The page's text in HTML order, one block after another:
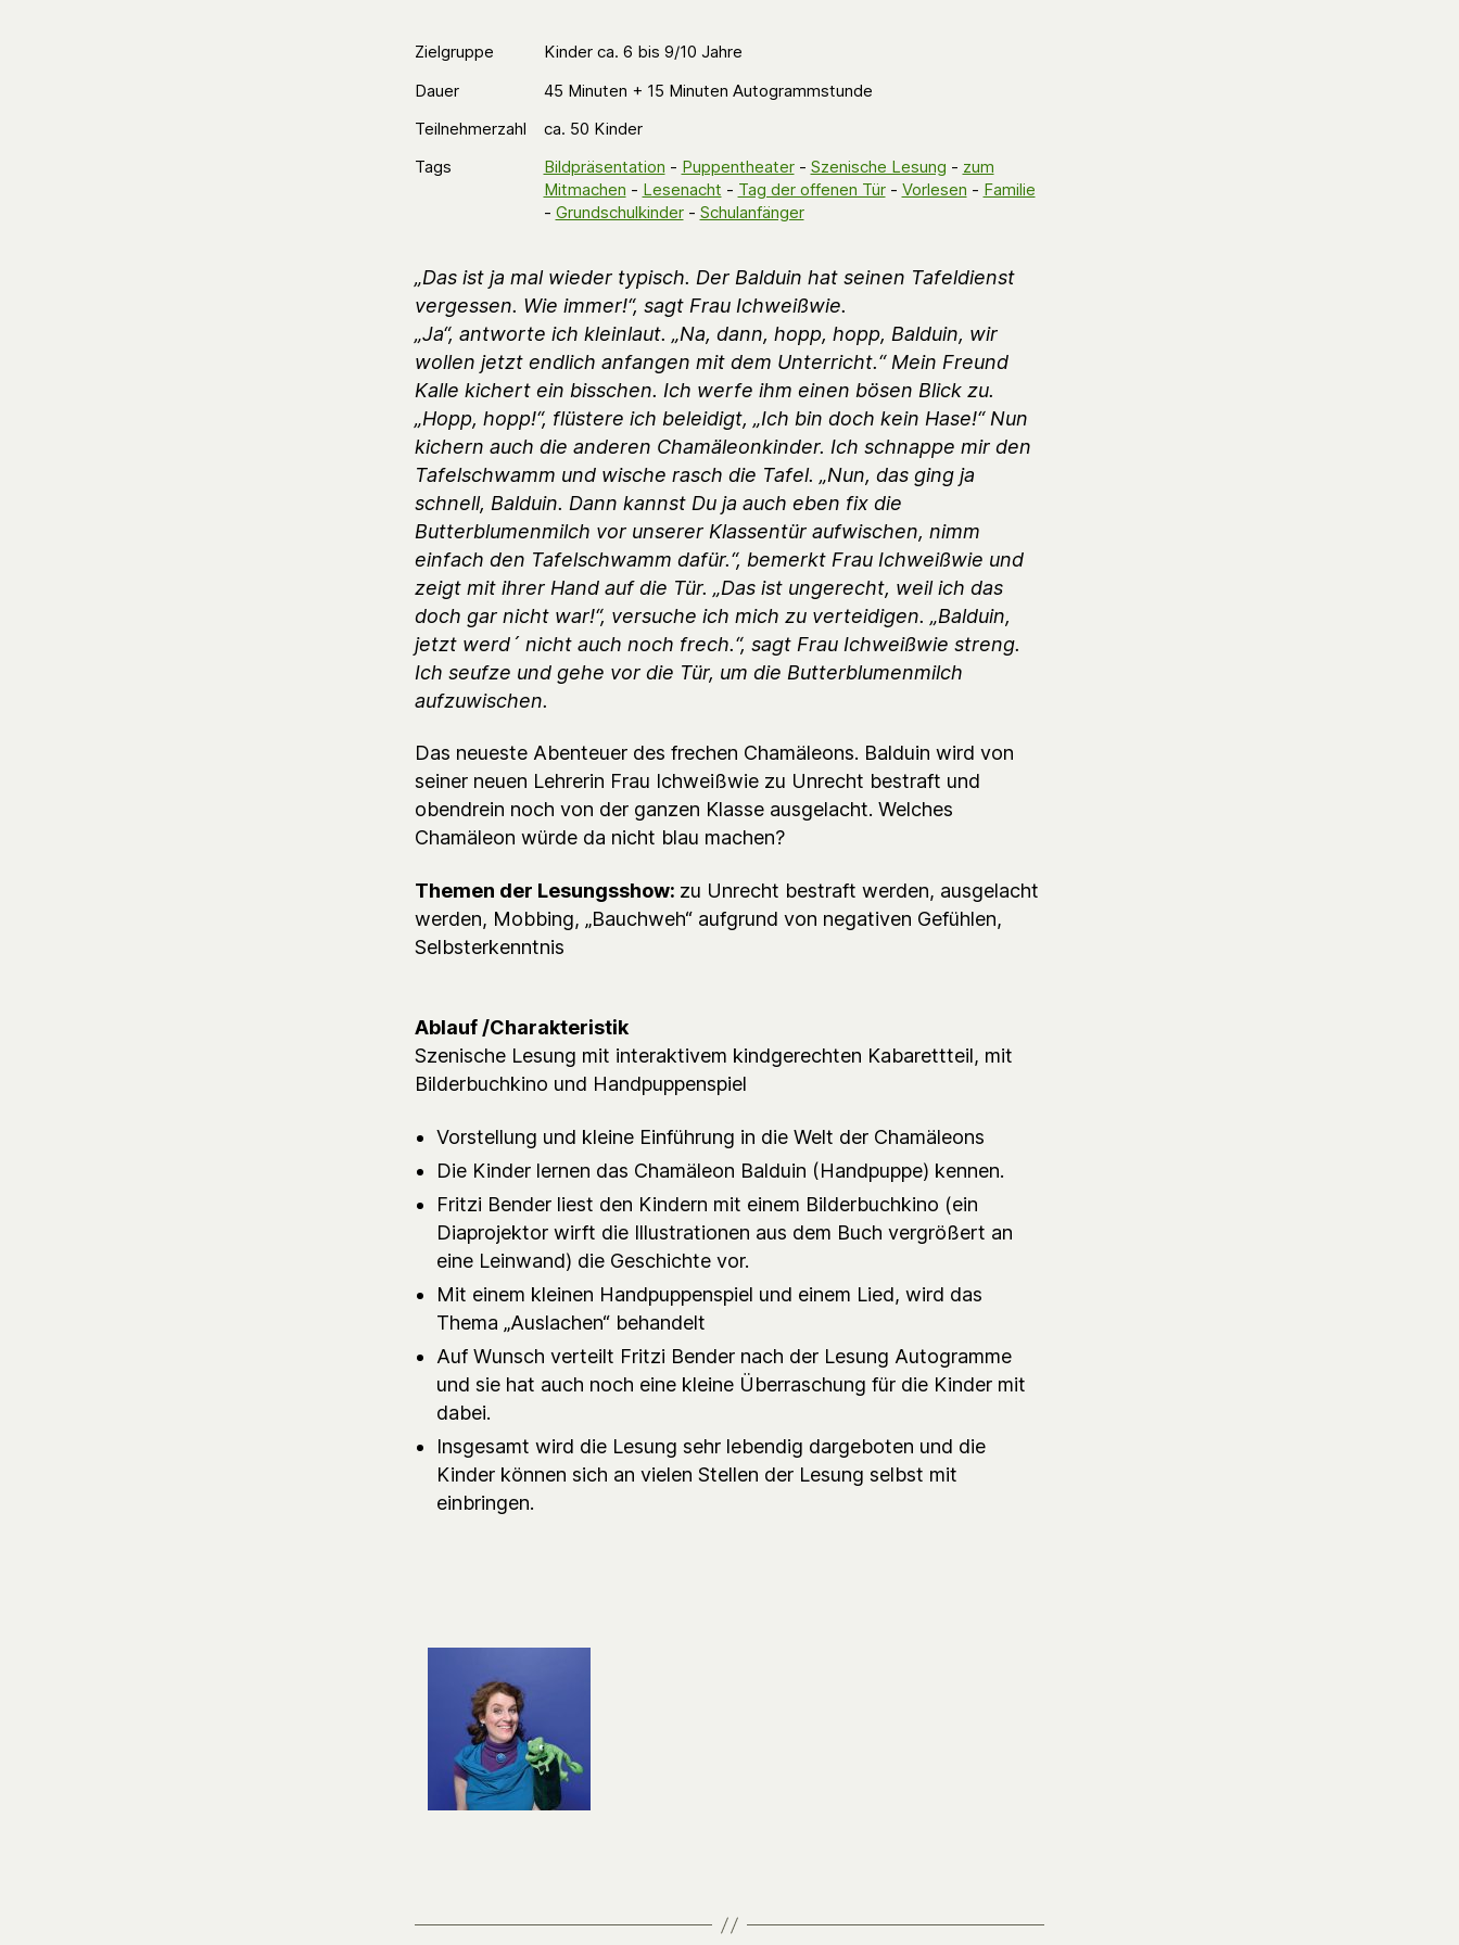
Zielgruppe
Kinder ca. 6 bis 9/10 Jahre
Dauer
45 Minuten + 15 Minuten Autogrammstunde
Teilnehmerzahl
ca. 50 Kinder
Tags
Bildpräsentation - Puppentheater- Szenische Lesung - zum
Mitmachen - Lesenacht - Tag der offenen Tür- Vorlesen - Familie
- Grundschulkinder- Schulanfänger
„Das ist ja mal wieder typisch. Der Balduin hat seinen Tafeldienst
vergessen. Wie immer!“, sagt Frau Ichweißwie.
„Ja“, antworte ich kleinlaut. „Na, dann, hopp, hopp, Balduin, wir
wollen jetzt endlich anfangen mit dem Unterricht.“ Mein Freund
Kalle kichert ein bisschen. Ich werfe ihm einen bösen Blick zu.
„Hopp, hopp!“, flüstere ich beleidigt, „Ich bin doch kein Hase!“ Nun
kichern auch die anderen Chamäleonkinder. Ich schnappe mir den
Tafelschwamm und wische rasch die Tafel. „Nun, das ging ja
schnell, Balduin. Dann kannst Du ja auch eben fix die
Butterblumenmilch vor unserer Klassentür aufwischen, nimm
einfach den Tafelschwamm dafür.“, bemerkt Frau Ichweißwie und
zeigt mit ihrer Hand auf die Tür. „Das ist ungerecht, weil ich das
doch gar nicht war!“, versuche ich mich zu verteidigen. „Balduin,
jetzt werd´ nicht auch noch frech.“, sagt Frau Ichweißwie streng.
Ich seufze und gehe vor die Tür, um die Butterblumenmilch
aufzuwischen.
Das neueste Abenteuer des frechen Chamäleons. Balduin wird von
seiner neuen Lehrerin Frau Ichweißwie zu Unrecht bestraft und
obendrein noch von der ganzen Klasse ausgelacht. Welches
Chamäleon würde da nicht blau machen?
Themen der Lesungsshow: zu Unrecht bestraft werden, ausgelacht
werden, Mobbing, „Bauchweh“ aufgrund von negativen Gefühlen,
Selbsterkenntnis
Ablauf /Charakteristik
Szenische Lesung mit interaktivem kindgerechten Kabarettteil, mit
Bilderbuchkino und Handpuppenspiel
Vorstellung und kleine Einführung in die Welt der Chamäleons
Die Kinder lernen das Chamäleon Balduin (Handpuppe) kennen.
Fritzi Bender liest den Kindern mit einem Bilderbuchkino (ein
Diaprojektor wirft die Illustrationen aus dem Buch vergrößert an
eine Leinwand) die Geschichte vor.
Mit einem kleinen Handpuppenspiel und einem Lied, wird das
Thema „Auslachen“ behandelt
Auf Wunsch verteilt Fritzi Bender nach der Lesung Autogramme
und sie hat auch noch eine kleine Überraschung für die Kinder mit
dabei.
Insgesamt wird die Lesung sehr lebendig dargeboten und die
Kinder können sich an vielen Stellen der Lesung selbst mit
einbringen.